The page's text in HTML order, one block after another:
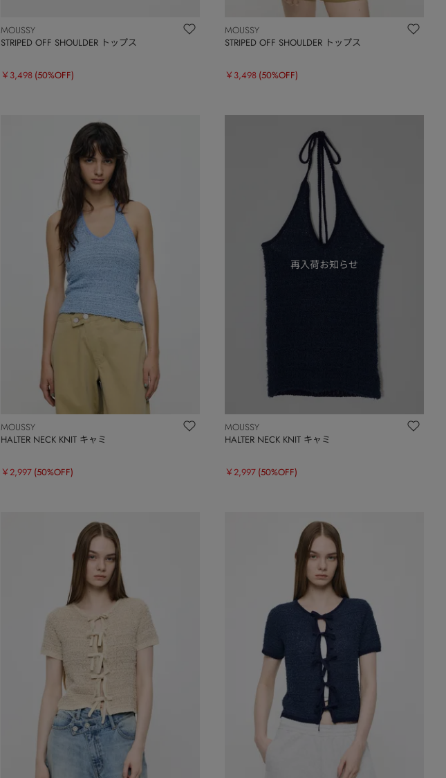
MOUSSY
STRIPED OFF SHOULDER トップス
￥3,498 (50%OFF)
MOUSSY
STRIPED OFF SHOULDER トップス
￥3,498 (50%OFF)
MOUSSY
HALTER NECK KNIT キャミ
￥2,997 (50%OFF)
MOUSSY
HALTER NECK KNIT キャミ
￥2,997 (50%OFF)